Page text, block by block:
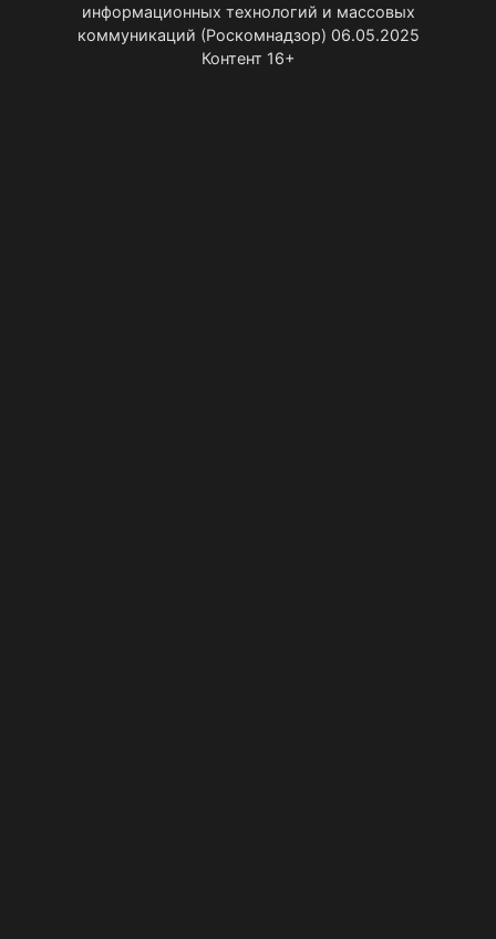
информационных технологий и массовых
коммуникаций (Роскомнадзор) 06.05.2025
Контент 16+